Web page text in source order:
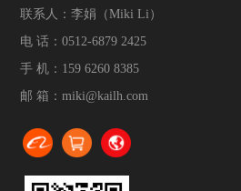
联系人：李娟（Miki Li）
电 话：0512-6879 2425
手 机： 159 6260 8385
邮 箱：miki@kailh.com